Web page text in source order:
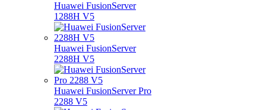
Huawei FusionServer
1288H V5
Huawei FusionServer
2288H V5
Huawei FusionServer Pro
2288 V5